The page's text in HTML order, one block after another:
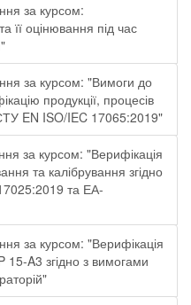
за курсом:
її оцінювання під час
за курсом: "Вимоги до
продукції, процесів
EN ISO/IEC 17065:2019"
за курсом: "Верифікація
та калібрування згідно
та ЕА-
за курсом: "Верифікація
15-A3 згідно з вимогами